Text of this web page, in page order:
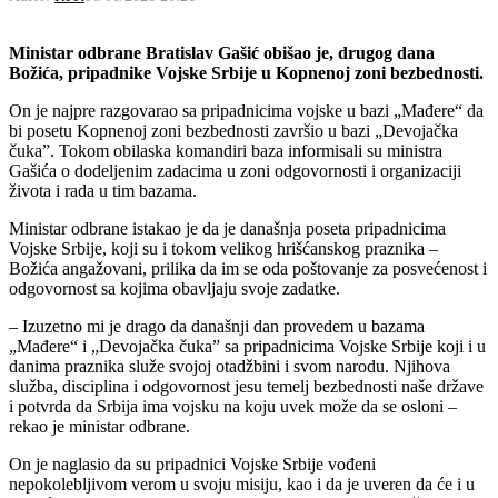
Ministar odbrane Bratislav Gašić obišao je, drugog dana
Božića, pripadnike Vojske Srbije u Kopnenoj zoni bezbednosti.
On je najpre razgovarao sa pripadnicima vojske u bazi „Mađere“ da
bi posetu Kopnenoj zoni bezbednosti završio u bazi „Devojačka
čuka”. Tokom obilaska komandiri baza informisali su ministra
Gašića o dodeljenim zadacima u zoni odgovornosti i organizaciji
života i rada u tim bazama.
Ministar odbrane istakao je da je današnja poseta pripadnicima
Vojske Srbije, koji su i tokom velikog hrišćanskog praznika –
Božića angažovani, prilika da im se oda poštovanje za posvećenost i
odgovornost sa kojima obavljaju svoje zadatke.
– Izuzetno mi je drago da današnji dan provedem u bazama
„Mađere“ i „Devojačka čuka” sa pripadnicima Vojske Srbije koji i u
danima praznika služe svojoj otadžbini i svom narodu. Njihova
služba, disciplina i odgovornost jesu temelj bezbednosti naše države
i potvrda da Srbija ima vojsku na koju uvek može da se osloni –
rekao je ministar odbrane.
On je naglasio da su pripadnici Vojske Srbije vođeni
nepokolebljivom verom u svoju misiju, kao i da je uveren da će i u